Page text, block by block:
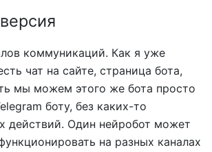
коммуникаций. Как я уже
чат на сайте, страница бота,
мы можем этого же бота просто
боту, без каких-то
действий. Один нейробот может
на разных каналах